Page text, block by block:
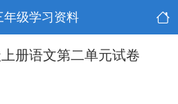
年级学习资料
册语文第二单元试卷